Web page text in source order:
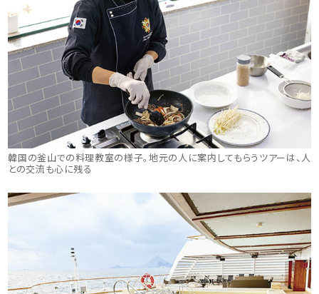
韓国の釜山での料理教室の様子。地元の人に案内してもらうツアーは、人
との交流も心に残る